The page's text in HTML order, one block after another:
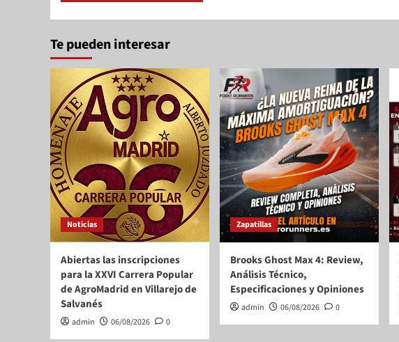
Te pueden interesar
Noticias
Abiertas las inscripciones
para la XXVI Carrera Popular
de AgroMadrid en Villarejo de
Salvanés
admin 06/08/2026 0
Zapatillas
Brooks Ghost Max 4: Review,
Análisis Técnico,
Especificaciones y Opiniones
admin 06/08/2026 0